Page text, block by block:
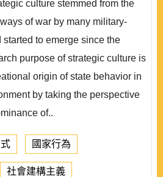
culture stemmed from the
of war by many military-
to emerge since the
purpose of strategic culture is
origin of state behavior in
by taking the perspective
of..
國家行為
社會建構主義